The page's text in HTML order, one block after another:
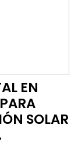
EN
SOLAR